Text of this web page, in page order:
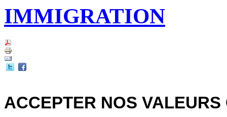
IMMIGRATION
ACCEPTER NOS